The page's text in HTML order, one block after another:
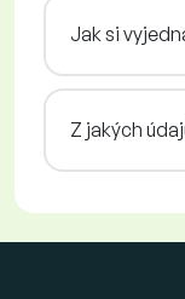
Jak si
Z jakých